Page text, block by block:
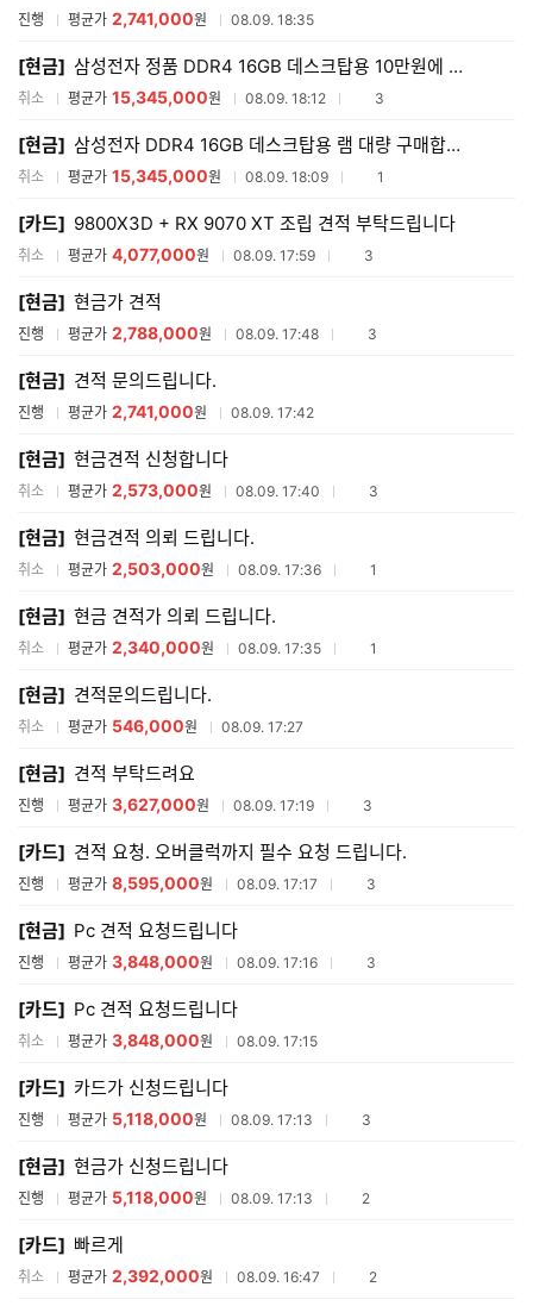
진행 평균가 2,741,000원 08.09. 18:35
[현금] 삼성전자 정품 DDR4 16GB 데스크탑용 10만원에 램 대량 구매합니다.
취소 평균가 15,345,000원 08.09. 18:12 참여업체수
3
[현금] 삼성전자 DDR4 16GB 데스크탑용 램 대량 구매합니다.
취소 평균가 15,345,000원 08.09. 18:09 참여업체수
1
[카드] 9800X3D + RX 9070 XT 조립 견적 부탁드립니다
취소 평균가 4,077,000원 08.09. 17:59 참여업체수
3
[현금] 현금가 견적
진행 평균가 2,788,000원 08.09. 17:48 참여업체수
3
[현금] 견적 문의드립니다.
진행 평균가 2,741,000원 08.09. 17:42
[현금] 현금견적 신청합니다
취소 평균가 2,573,000원 08.09. 17:40 참여업체수
3
[현금] 현금견적 의뢰 드립니다.
취소 평균가 2,503,000원 08.09. 17:36 참여업체수
1
[현금] 현금 견적가 의뢰 드립니다.
취소 평균가 2,340,000원 08.09. 17:35 참여업체수
1
[현금] 견적문의드립니다.
취소 평균가 546,000원 08.09. 17:27
[현금] 견적 부탁드려요
진행 평균가 3,627,000원 08.09. 17:19 참여업체수
3
[카드] 견적 요청. 오버클럭까지 필수 요청 드립니다.
진행 평균가 8,595,000원 08.09. 17:17 참여업체수
3
[현금] Pc 견적 요청드립니다
진행 평균가 3,848,000원 08.09. 17:16 참여업체수
3
[카드] Pc 견적 요청드립니다
취소 평균가 3,848,000원 08.09. 17:15
[카드] 카드가 신청드립니다
진행 평균가 5,118,000원 08.09. 17:13 참여업체수
3
[현금] 현금가 신청드립니다
진행 평균가 5,118,000원 08.09. 17:13 참여업체수
2
[카드] 빠르게
취소 평균가 2,392,000원 08.09. 16:47 참여업체수
2